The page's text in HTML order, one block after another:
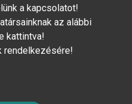
a kapcsolatot!
az alábbi
kattintva!
rendelkezésére!